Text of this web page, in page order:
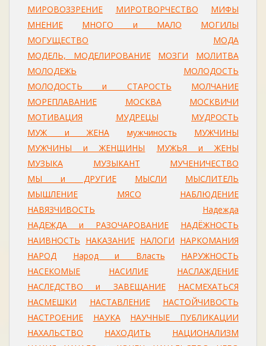
МИРОВОЗЗРЕНИЕ
МИРОТВОРЧЕСТВО
МИФЫ
МНЕНИЕ
МНОГО и МАЛО
МОГИЛЫ
МОГУЩЕСТВО
МОДА
МОДЕЛЬ, МОДЕЛИРОВАНИЕ
МОЗГИ
МОЛИТВА
МОЛОДЕЖЬ
МОЛОДОСТЬ
МОЛОДОСТЬ и СТАРОСТЬ
МОЛЧАНИЕ
МОРЕПЛАВАНИЕ
МОСКВА
МОСКВИЧИ
МОТИВАЦИЯ
МУДРЕЦЫ
МУДРОСТЬ
МУЖ и ЖЕНА
мужчиность
МУЖЧИНЫ
МУЖЧИНЫ и ЖЕНЩИНЫ
МУЖЬЯ и ЖЕНЫ
МУЗЫКА
МУЗЫКАНТ
МУЧЕНИЧЕСТВО
МЫ и ДРУГИЕ
МЫСЛИ
МЫСЛИТЕЛЬ
МЫШЛЕНИЕ
МЯСО
НАБЛЮДЕНИЕ
НАВЯЗЧИВОСТЬ
Надежда
НАДЕЖДА и РАЗОЧАРОВАНИЕ
НАДЁЖНОСТЬ
НАИВНОСТЬ НАКАЗАНИЕ НАЛОГИ НАРКОМАНИЯ
НАРОД
Народ и Власть
НАРУЖНОСТЬ
НАСЕКОМЫЕ
НАСИЛИЕ
НАСЛАЖДЕНИЕ
НАСЛЕДСТВО и ЗАВЕЩАНИЕ
НАСМЕХАТЬСЯ
НАСМЕШКИ
НАСТАВЛЕНИЕ
НАСТОЙЧИВОСТЬ
НАСТРОЕНИЕ
НАУКА
НАУЧНЫЕ ПУБЛИКАЦИИ
НАХАЛЬСТВО
НАХОДИТЬ
НАЦИОНАЛИЗМ